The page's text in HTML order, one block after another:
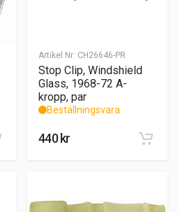
Artikel Nr: CH26646-PR
Stop Clip, Windshield
Glass, 1968-72 A-
kropp, par
Beställningsvara
440kr